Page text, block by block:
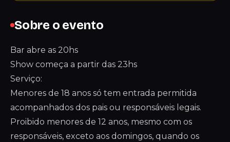
Sobre o evento
Bar abre as 20hs
Show começa a partir das 23hs
Serviço:
Menores de 18 anos só tem entrada permitida
acompanhados dos pais ou responsáveis legais.
Proibido menores de 12 anos, mesmo com os
responsáveis, exceto aos domingos, quando os